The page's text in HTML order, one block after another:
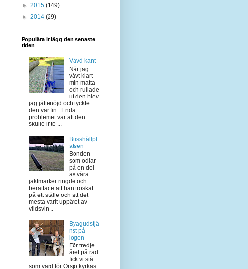
► 2015 (149)
► 2014 (29)
Populära inlägg den senaste
tiden
Vävd kant
När jag
vävt klart
min matta
och rullade
ut den blev
jag jättenöjd och tyckte
den var fin. Enda
problemet var att den
skulle inte ...
Busshållpl
atsen
Bonden
som odlar
på en del
av våra
jaktmarker ringde och
berättade att han tröskat
på ett ställe och att det
mesta varit uppätet av
vildsvin...
Byagudstjä
nst på
logen
För tredje
året på rad
fick vi stå
som värd för Örsjö kyrkas